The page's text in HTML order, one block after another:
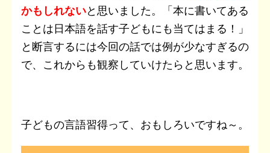
かもしれないと思いました。「本に書いてある
ことは日本語を話す子どもにも当てはまる！」
と断言するには今回の話では例が少なすぎるの
で、これからも観察していけたらと思います。
子どもの言語習得って、おもしろいですね～。